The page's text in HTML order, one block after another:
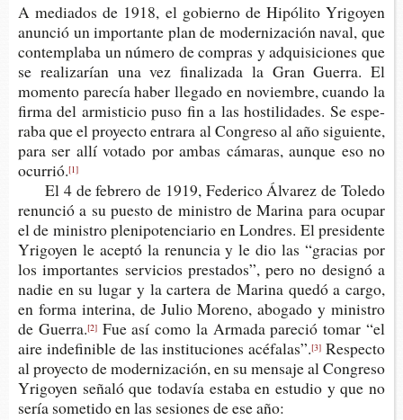
A media­dos de 1918, el gobierno de Hipó­li­to Yri­go­yen
anun­ció un impor­tan­te plan de moder­ni­za­ción naval, que
con­tem­pla­ba un núme­ro de com­pras y adqui­si­cio­nes que
se rea­li­za­rían una vez fina­li­za­da la Gran Gue­rra. El
momen­to pare­cía haber lle­ga­do en noviem­bre, cuan­do la
firma del armis­ti­cio puso fin a las hos­ti­li­da­des. Se espe­
ra­ba que el pro­yec­to entra­ra al Con­gre­so al año siguien­te,
para ser allí vota­do por ambas cáma­ras, aun­que eso no
ocurrió.[1]
El 4 de febre­ro de 1919, Fede­ri­co Álva­rez de Tole­do
renun­ció a su pues­to de minis­tro de Mari­na para ocu­par
el de minis­tro ple­ni­po­ten­cia­rio en Lon­dres. El pre­si­den­te
Yri­go­yen le acep­tó la renun­cia y le dio las “gra­cias por
los impor­tan­tes ser­vi­cios pres­ta­dos”, pero no desig­nó a
nadie en su lugar y la car­te­ra de Mari­na quedó a cargo,
en forma inte­ri­na, de Julio Moreno, abo­ga­do y minis­tro
de Guerra.[2]Fue así como la Arma­da pare­ció tomar “el
aire inde­fi­ni­ble de las ins­ti­tu­cio­nes acéfalas”.[3] Res­pec­to
al pro­yec­to de moder­ni­za­ción, en su men­sa­je al Con­gre­so
Yri­go­yen seña­ló que toda­vía esta­ba en estu­dio y que no
sería some­ti­do en las sesio­nes de ese año: